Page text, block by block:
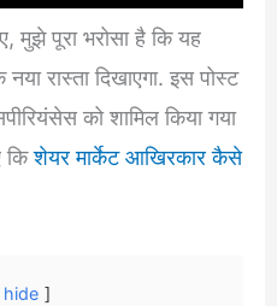
मुझे पूरा भरोसा है कि यह
रास्ता दिखाएगा. इस पोस्ट
को शामिल किया गया
किशेयर मार्केट आखिरकार कैसे
hide